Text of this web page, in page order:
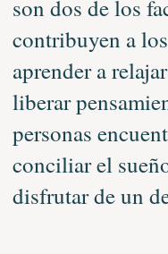
son dos de los
contribuyen a
aprender a
liberar
personas
conciliar el
disfrutar de un